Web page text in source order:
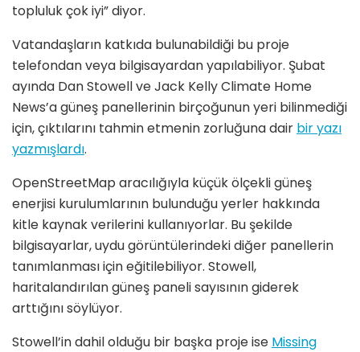
topluluk çok iyi” diyor.
Vatandaşların katkıda bulunabildiği bu proje
telefondan veya bilgisayardan yapılabiliyor. Şubat
ayında Dan Stowell ve Jack Kelly Climate Home
News’a güneş panellerinin birçoğunun yeri bilinmediği
için, çıktılarını tahmin etmenin zorluğuna dair bir yazı
yazmışlardı.
OpenStreetMap aracılığıyla küçük ölçekli güneş
enerjisi kurulumlarının bulunduğu yerler hakkında
kitle kaynak verilerini kullanıyorlar. Bu şekilde
bilgisayarlar, uydu görüntülerindeki diğer panellerin
tanımlanması için eğitilebiliyor. Stowell,
haritalandırılan güneş paneli sayısının giderek
arttığını söylüyor.
Stowell’in dahil olduğu bir başka proje ise Missing